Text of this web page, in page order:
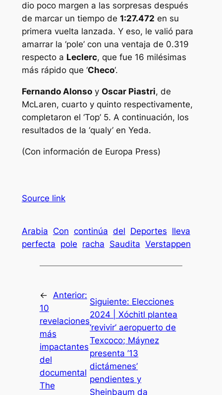
dio poco margen a las sorpresas después
de marcar un tiempo de 1:27.472 en su
primera vuelta lanzada. Y eso, le valió para
amarrar la ‘pole’ con una ventaja de 0.319
respecto a Leclerc, que fue 16 milésimas
más rápido que ‘Checo‘.
Fernando Alonsoy Oscar Piastri, de
McLaren, cuarto y quinto respectivamente,
completaron el ‘Top’ 5. A continuación, los
resultados de la ‘qualy’ en Yeda.
(Con información de Europa Press)
Source link
Arabia Con continúa del Deportes lleva
perfecta pole racha Saudita Verstappen
← Anterior:
10
revelaciones
más
impactantes
del
documental
The
Siguiente: Elecciones
2024 | Xóchitl plantea
‘revivir’ aeropuerto de
Texcoco; Máynez
presenta ’13
dictámenes’
pendientes y
Sheinbaum da